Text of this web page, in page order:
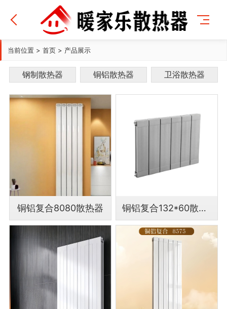
当前位置 > 首页 > 产品展示
钢制散热器 铜铝散热器 卫浴散热器
铜铝复合8080散热器 铜铝复合132*60散热器